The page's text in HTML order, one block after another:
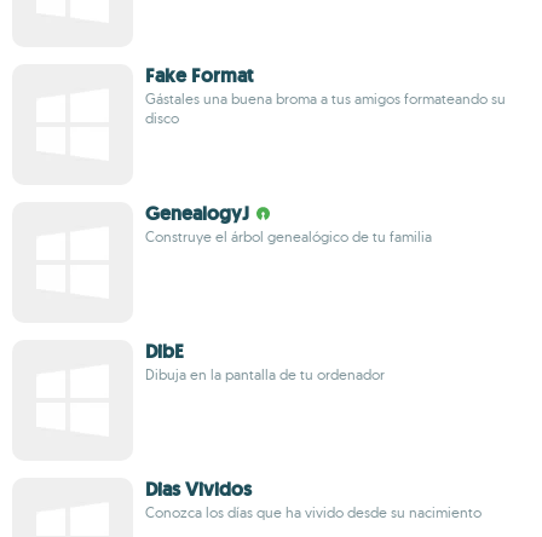
Fake Format
Gástales una buena broma a tus amigos formateando su
disco
GenealogyJ
Construye el árbol genealógico de tu familia
DibE
Dibuja en la pantalla de tu ordenador
Dias Vividos
Conozca los días que ha vivido desde su nacimiento